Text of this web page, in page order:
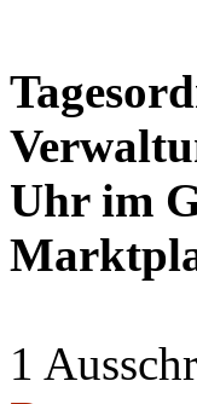
Uhr im
1